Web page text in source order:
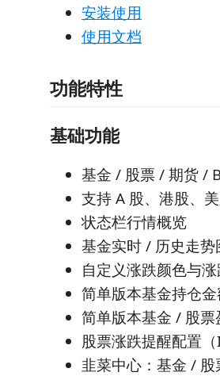
安装使用
使用文档
功能特性
基础功能
基金 / 股票 / 期货 /
支持 A 股、港股、
状态栏行情概览
基金实时 / 历史走
自定义涨跌颜色与
简单版本基金持仓
简单版本基金 / 股票
股票涨跌提醒配置（
韭菜中心：基金 /